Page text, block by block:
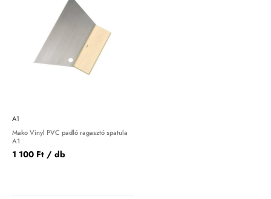
A1
Mako Vinyl PVC padló ragasztó spatula
A1
1 100 Ft / db